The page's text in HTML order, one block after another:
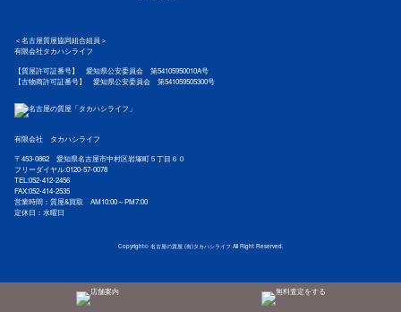
＜名古屋質屋協同組合組員＞
有限会社タカハシライフ
【質屋許可証番号】 愛知県公安委員会 第54105950010A号
【古物商許可証番号】 愛知県公安委員会 第541059505300号
有限会社 タカハシライフ
〒453-0862 愛知県名古屋市中村区岩塚町５丁目６０
フリーダイヤル:0120-57-0078
TEL:052-412-2456
FAX:052-414-2535
営業時間：質屋&買取 AM10:00～PM7:00
定休日：水曜日
Copyright© 名古屋の質屋 (有)タカハシライフ All Right Reserved.